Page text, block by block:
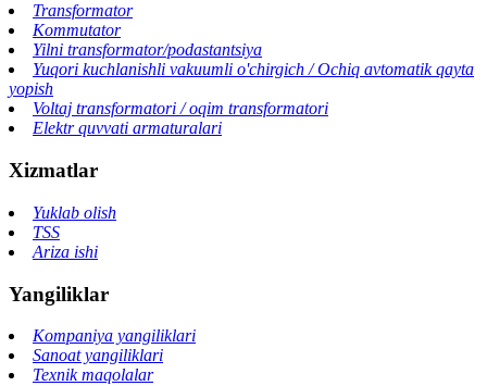
Transformator
Kommutator
Yilni transformator/podastantsiya
Yuqori kuchlanishli vakuumli o'chirgich / Ochiq avtomatik qayta
yopish
Voltaj transformatori / oqim transformatori
Elektr quvvati armaturalari
Xizmatlar
Yuklab olish
TSS
Ariza ishi
Yangiliklar
Kompaniya yangiliklari
Sanoat yangiliklari
Texnik maqolalar